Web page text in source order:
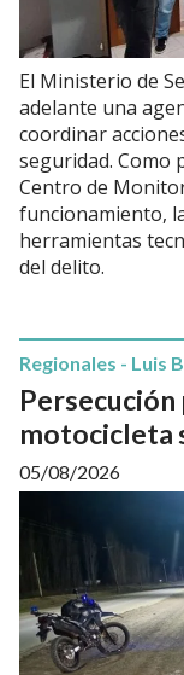
El Ministerio de
adelante una
coordinar
seguridad. Como
Centro de
funcionamiento,
herramientas
del delito.
Persecución
motocicleta
Regionales - Luis
05/08/2026